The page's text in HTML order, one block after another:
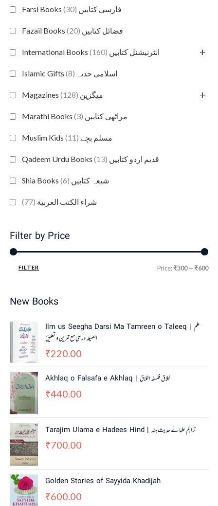
Farsi Books فارسی کتابیں (30)
Fazail Books فضائل کتابیں (20)
International Books انٹرنیشنل کتابیں (160) +
Islamic Gifts اسلامی حدیہ (8)
Magazines میگزین (128) +
Marathi Books مراٹھی کتابیں (3)
Muslim Kids مسلم بچے (11)
Qadeem Urdu Books قدیم اردو کتابیں (13)
Shia Books شیعہ کتابیں (6)
شراء الكتب العربية (77)
Filter by Price
FILTER Price:₹300—₹600
New Books
Ilm us Seegha Darsi Ma Tamreen o Taleeq | علم
الصیغہ درسی مع تمرین و تعلیق
₹220.00
Akhlaq o Falsafa e Akhlaq | اخلاق فلسفہ اخلاق
₹440.00
Tarajim Ulama e Hadees Hind | تراجم علمائے حديث ہند
₹700.00
Golden Stories of Sayyida Khadijah
₹600.00